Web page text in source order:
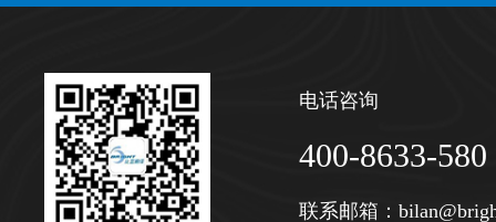
电话咨询
400-8633-580
联系邮箱：